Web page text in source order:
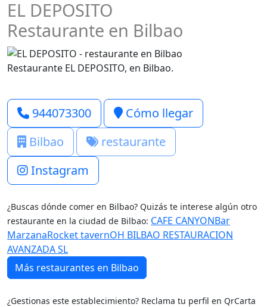
EL DEPOSITO
Restaurante en Bilbao
Restaurante EL DEPOSITO, en Bilbao.
944073300
Cómo llegar
Bilbao
restaurante
Instagram
¿Buscas dónde comer en Bilbao? Quizás te interese algún otro
restaurante en la ciudad de Bilbao: CAFE CANYONBar
MarzanaRocket tavernOH BILBAO RESTAURACION
AVANZADA SL
Más restaurantes en Bilbao
¿Gestionas este establecimiento? Reclama tu perfil en QrCarta